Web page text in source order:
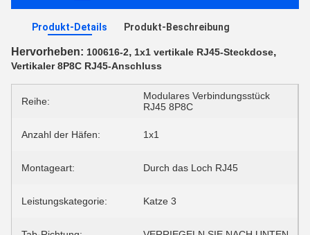
Produkt-Details Produkt-Beschreibung
Hervorheben: 100616-2, 1x1 vertikale RJ45-Steckdose,
Vertikaler 8P8C RJ45-Anschluss
Reihe:
Modulares Verbindungsstück
RJ45 8P8C
Anzahl der Häfen: 1x1
Montageart: Durch das Loch RJ45
Leistungskategorie: Katze 3